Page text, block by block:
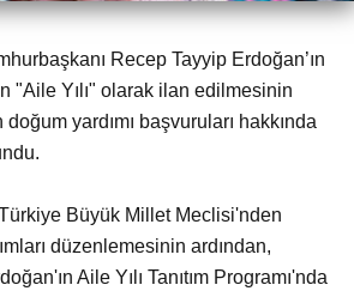
Recep Tayyip Erdoğan’ın
"Aile Yılı" olarak ilan edilmesinin
yardımı başvuruları hakkında
Büyük Millet Meclisi'nden
düzenlemesinin ardından,
Aile Yılı Tanıtım Programı'nda